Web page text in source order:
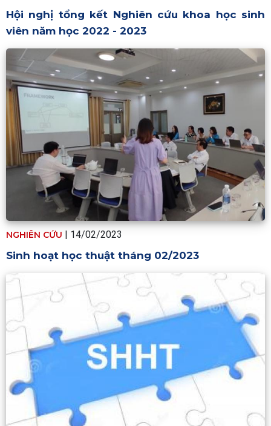
Hội nghị tổng kết Nghiên cứu khoa học sinh
viên năm học 2022 - 2023
NGHIÊN CỨU | 14/02/2023
Sinh hoạt học thuật tháng 02/2023